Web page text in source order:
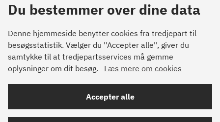
Sikkerdigital
Sikkerdigital
Bemærk!
Dette indhold kræver cookies for at blive vist korrekt.
Du bestemmer over dine data
Denne hjemmeside benytter cookies fra tredjepart til
besøgsstatistik. Vælger du ''Accepter alle'', giver du
samtykke til at tredjepartsservices må gemme
oplysninger om dit besøg.
Læs mere om cookies
Accepter alle